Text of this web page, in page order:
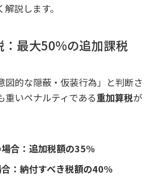
説します。
：最大50%の追加課税
図的な隠蔽・仮装行為」と判断さ
重いペナルティである重加算税が
合：追加税額の35%
：納付すべき税額の40%